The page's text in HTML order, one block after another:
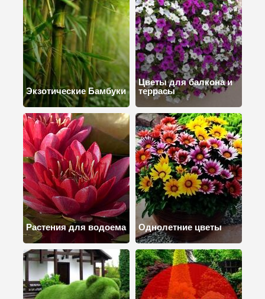
Экзотические Бамбуки
Цветы для балкона и
террасы
Растения для водоема Однолетние цветы